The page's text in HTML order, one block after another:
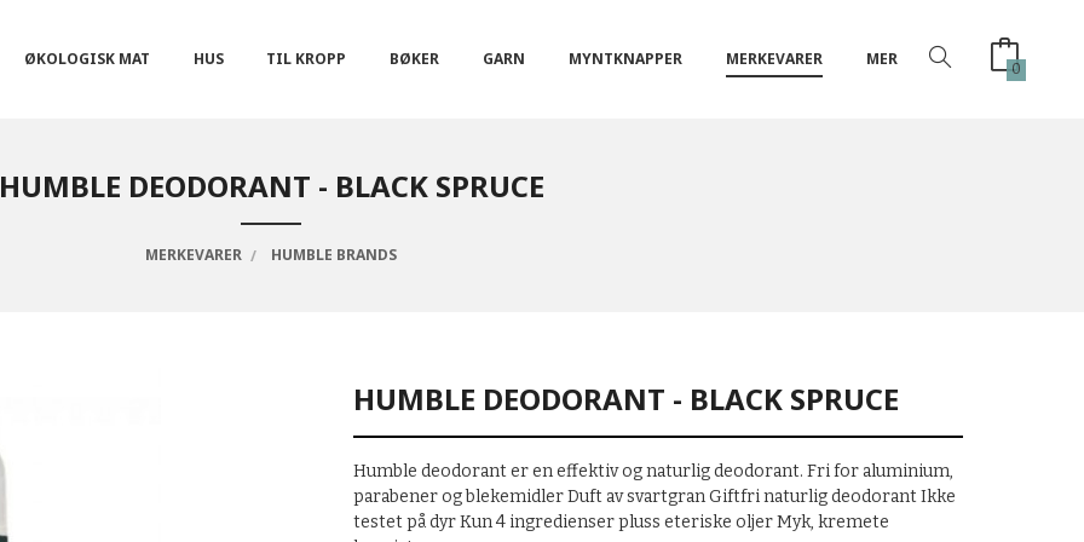
ØKOLOGISK MAT HUS TIL KROPP BØKER GARN MYNTKNAPPER MERKEVARER MER 0
HUMBLE DEODORANT - BLACK SPRUCE
MERKEVARER HUMBLE BRANDS
HUMBLE DEODORANT - BLACK SPRUCE
Humble deodorant er en effektiv og naturlig deodorant. Fri for aluminium,
parabener og blekemidler Duft av svartgran Giftfri naturlig deodorant Ikke
testet på dyr Kun 4 ingredienser pluss eteriske oljer Myk, kremete